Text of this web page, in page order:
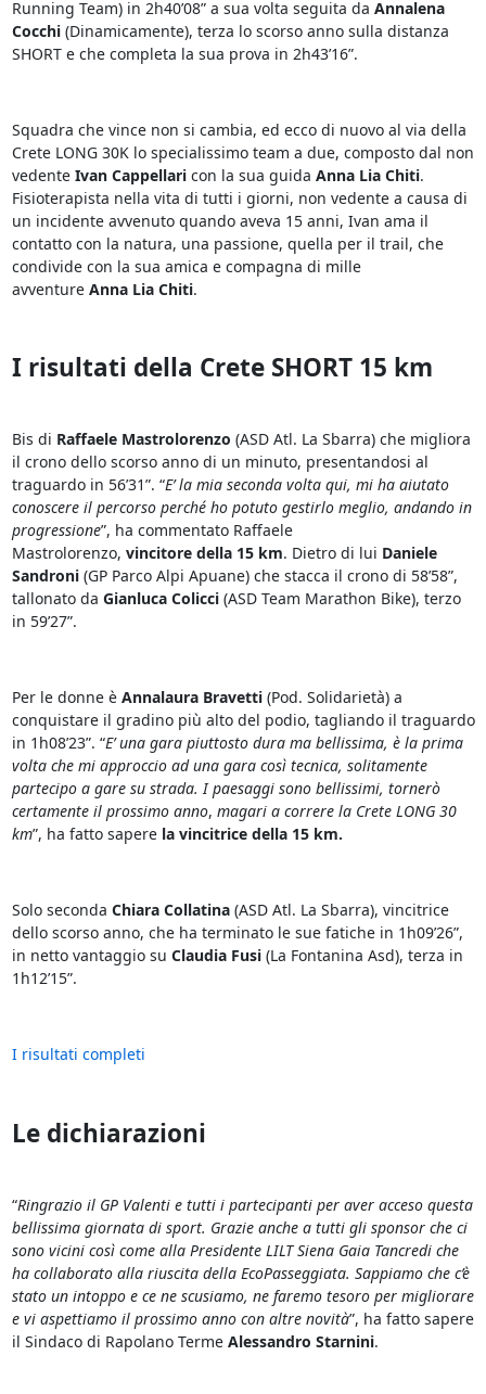
Running Team) in 2h40’08” a sua volta seguita da Annalena
Cocchi(Dinamicamente), terza lo scorso anno sulla distanza
SHORT e che completa la sua prova in 2h43’16”.
Squadra che vince non si cambia, ed ecco di nuovo al via della
Crete LONG 30K lo specialissimo team a due, composto dal non
vedente Ivan Cappellaricon la sua guida Anna Lia Chiti.
Fisioterapista nella vita di tutti i giorni, non vedente a causa di
un incidente avvenuto quando aveva 15 anni, Ivan ama il
contatto con la natura, una passione, quella per il trail, che
condivide con la sua amica e compagna di mille
avventure Anna Lia Chiti.
I risultati della Crete SHORT 15 km
Bis di Raffaele Mastrolorenzo (ASD Atl. La Sbarra) che migliora
il crono dello scorso anno di un minuto, presentandosi al
traguardo in 56’31”. “E’ la mia seconda volta qui, mi ha aiutato
conoscere il percorso perché ho potuto gestirlo meglio, andando in
progressione”, ha commentato Raffaele
Mastrolorenzo, vincitore della 15 km. Dietro di lui Daniele
Sandroni(GP Parco Alpi Apuane) che stacca il crono di 58’58”,
tallonato da Gianluca Colicci(ASD Team Marathon Bike), terzo
in 59’27”.
Per le donne è Annalaura Bravetti(Pod. Solidarietà) a
conquistare il gradino più alto del podio, tagliando il traguardo
in 1h08’23”. “E’ una gara piuttosto dura ma bellissima, è la prima
volta che mi approccio ad una gara così tecnica, solitamente
partecipo a gare su strada. I paesaggi sono bellissimi, tornerò
certamente il prossimo anno, magari a correre la Crete LONG 30
km”, ha fatto sapere la vincitrice della 15 km.
Solo seconda Chiara Collatina(ASD Atl. La Sbarra), vincitrice
dello scorso anno, che ha terminato le sue fatiche in 1h09’26”,
in netto vantaggio su Claudia Fusi(La Fontanina Asd), terza in
1h12’15”.
I risultati completi
Le dichiarazioni
“Ringrazio il GP Valenti e tutti i partecipanti per aver acceso questa
bellissima giornata di sport. Grazie anche a tutti gli sponsor che ci
sono vicini così come alla Presidente LILT Siena Gaia Tancredi che
ha collaborato alla riuscita della EcoPasseggiata. Sappiamo che c’è
stato un intoppo e ce ne scusiamo, ne faremo tesoro per migliorare
e vi aspettiamo il prossimo anno con altre novità”, ha fatto sapere
il Sindaco di Rapolano Terme Alessandro Starnini.